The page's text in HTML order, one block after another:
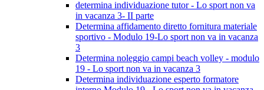
determina individuazione tutor - Lo sport non va
in vacanza 3- II parte
Determina affidamento diretto fornitura materiale
sportivo - Modulo 19-Lo sport non va in vacanza
3
Determina noleggio campi beach volley - modulo
19 - Lo sport non va in vacanza 3
Determina individuazione esperto formatore